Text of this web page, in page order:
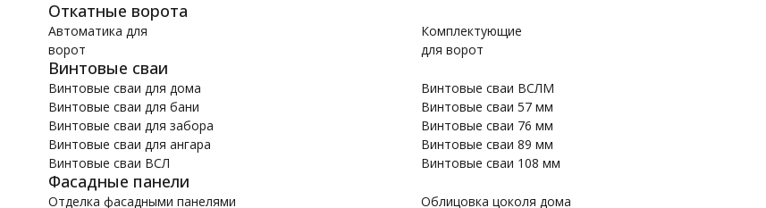
Откатные ворота
Автоматика для
ворот
Комплектующие
для ворот
Винтовые сваи
Винтовые сваи для дома
Винтовые сваи для бани
Винтовые сваи для забора
Винтовые сваи для ангара
Винтовые сваи ВСЛ
Винтовые сваи ВСЛМ
Винтовые сваи 57 мм
Винтовые сваи 76 мм
Винтовые сваи 89 мм
Винтовые сваи 108 мм
Фасадные панели
Отделка фасадными панелями
Облицовка цоколя дома